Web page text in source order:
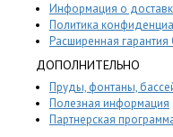
Информация о
Политика
Расширенная гарантия
ДОПОЛНИТЕЛЬНО
Пруды, фонтаны,
Полезная информация
Партнерская